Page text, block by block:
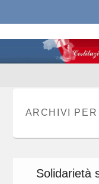
ARCHIVI PER
Solidarietà